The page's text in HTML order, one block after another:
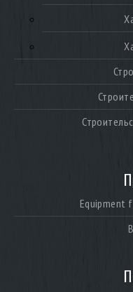
Equipment